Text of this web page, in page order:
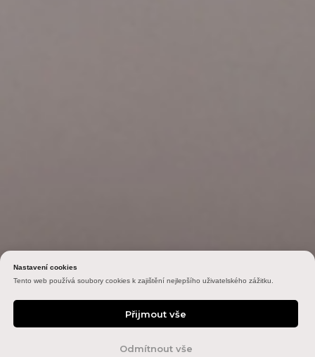
Nastavení cookies
Tento web používá soubory cookies k zajištění nejlepšího uživatelského zážitku.
Přijmout vše
Odmítnout vše